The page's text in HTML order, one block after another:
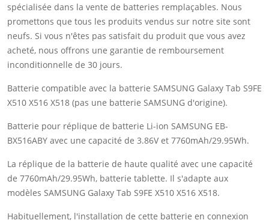
spécialisée dans la vente de batteries remplaçables. Nous
promettons que tous les produits vendus sur notre site sont
neufs. Si vous n'êtes pas satisfait du produit que vous avez
acheté, nous offrons une garantie de remboursement
inconditionnelle de 30 jours.
Batterie compatible avec la batterie SAMSUNG Galaxy Tab S9FE
X510 X516 X518 (pas une batterie SAMSUNG d'origine).
Batterie pour réplique de batterie Li-ion SAMSUNG EB-
BX516ABY avec une capacité de 3.86V et 7760mAh/29.95Wh.
La réplique de la batterie de haute qualité avec une capacité
de 7760mAh/29.95Wh, batterie tablette. Il s'adapte aux
modèles SAMSUNG Galaxy Tab S9FE X510 X516 X518.
Habituellement, l'installation de cette batterie en connexion